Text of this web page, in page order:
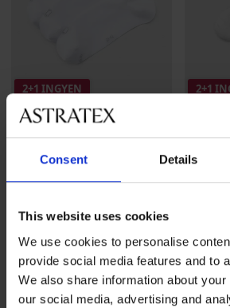
Consent Details
This website uses cookies
We use cookies to personalise
provide social media features and to
We also share information about
our social media, advertising and
2+1 INGYEN
-20 % GET20
3PACK Desi I bambusz
bokazokni
5 120 FtkódGET20
2+1
Setra
2 390